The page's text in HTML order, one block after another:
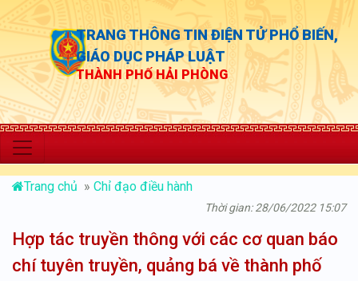
TRANG THÔNG TIN ĐIỆN TỬ PHỔ BIẾN,
GIÁO DỤC PHÁP LUẬT
THÀNH PHỐ HẢI PHÒNG
Trang chủ » Chỉ đạo điều hành
Thời gian: 28/06/2022 15:07
Hợp tác truyền thông với các cơ quan báo
chí tuyên truyền, quảng bá về thành phố